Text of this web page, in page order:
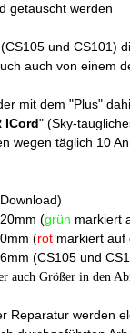
getauscht werden
und CS101)
auch von einem
mit dem "Plus"
ICord" (Sky-
wegen täglich 10
(grün markiert
(rot markiert auf
(CS105 und
auch Größer in den
Reparatur werden